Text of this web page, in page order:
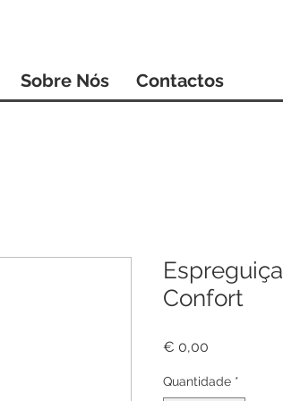
Sobre Nós Contactos
Confort
€ 0,00
Quantidade *